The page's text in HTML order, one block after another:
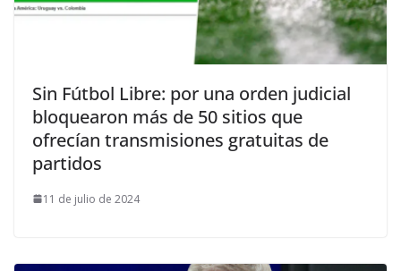
Sin Fútbol Libre: por una orden judicial
bloquearon más de 50 sitios que
ofrecían transmisiones gratuitas de
partidos
11 de julio de 2024